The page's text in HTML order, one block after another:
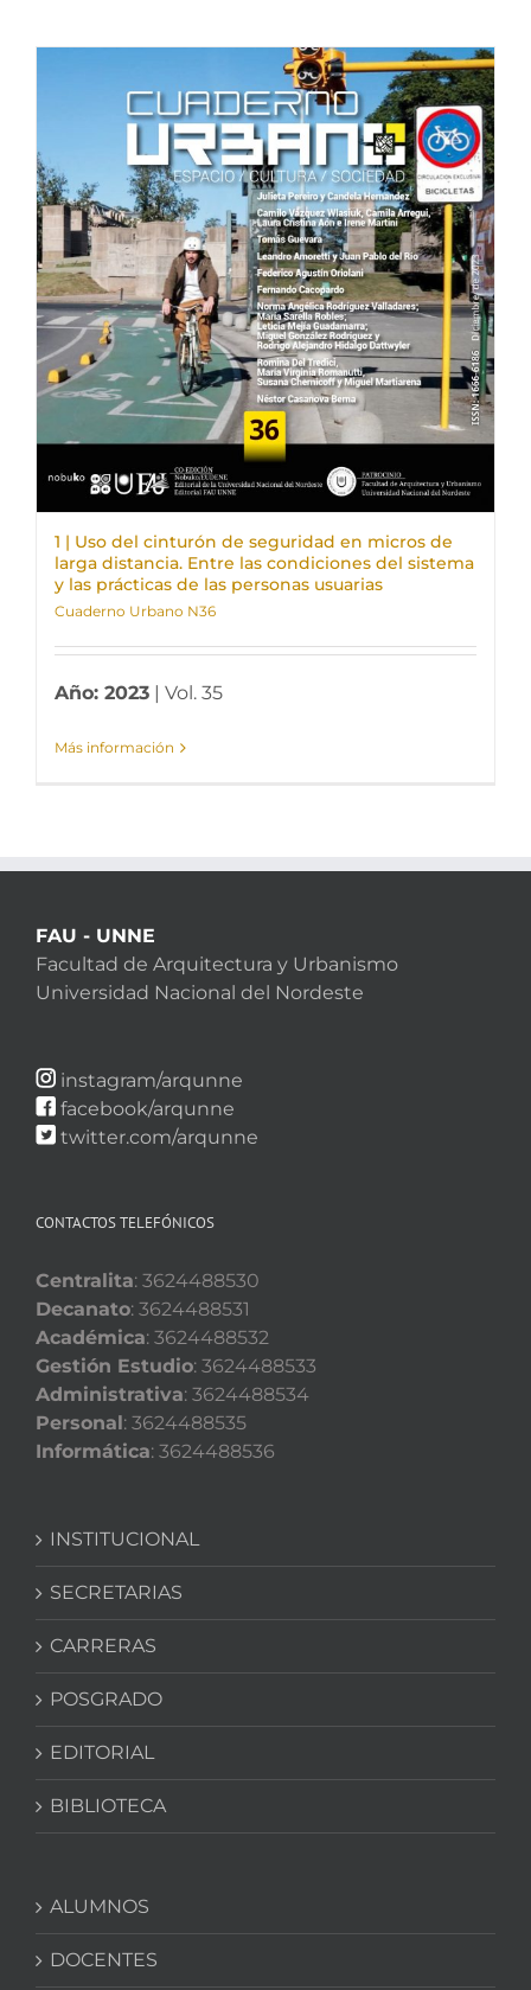
1 | Uso del cinturón de seguridad en micros de
larga distancia. Entre las condiciones del sistema
y las prácticas de las personas usuarias
Cuaderno Urbano N36
Año: 2023 | Vol. 35
Más información
FAU - UNNE
Facultad de Arquitectura y Urbanismo
Universidad Nacional del Nordeste
instagram/arqunne
facebook/arqunne
twitter.com/arqunne
CONTACTOS TELEFÓNICOS
Centralita: 3624488530
Decanato: 3624488531
Académica: 3624488532
Gestión Estudio: 3624488533
Administrativa: 3624488534
Personal : 3624488535
Informática: 3624488536
INSTITUCIONAL
SECRETARIAS
CARRERAS
POSGRADO
EDITORIAL
BIBLIOTECA
ALUMNOS
DOCENTES